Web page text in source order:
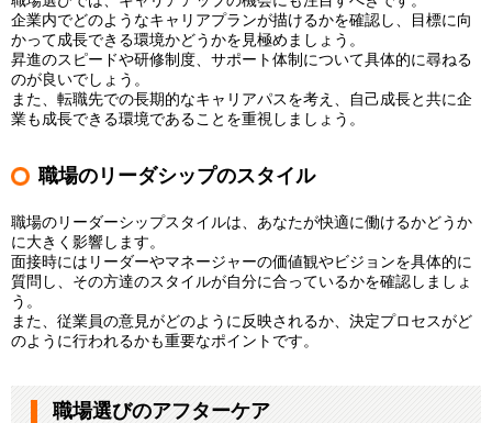
企業内でどのようなキャリアプランが描けるかを確認し、目標に向
かって成長できる環境かどうかを見極めましょう。
昇進のスピードや研修制度、サポート体制について具体的に尋ねる
のが良いでしょう。
また、転職先での長期的なキャリアパスを考え、自己成長と共に企
業も成長できる環境であることを重視しましょう。
職場のリーダシップのスタイル
職場のリーダーシップスタイルは、あなたが快適に働けるかどうか
に大きく影響します。
面接時にはリーダーやマネージャーの価値観やビジョンを具体的に
質問し、その方達のスタイルが自分に合っているかを確認しましょ
う。
また、従業員の意見がどのように反映されるか、決定プロセスがど
のように行われるかも重要なポイントです。
職場選びのアフターケア